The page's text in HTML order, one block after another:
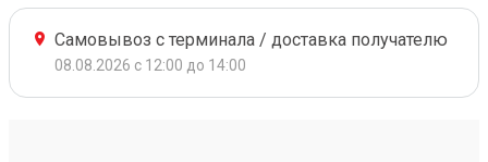
Самовывоз с терминала / доставка получателю
08.08.2026 с 12:00 до 14:00